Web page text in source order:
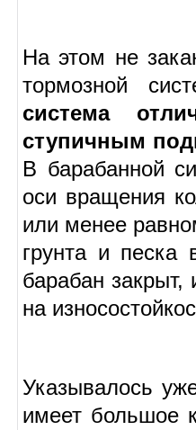
На этом не
тормозной
система
ступичным
В барабанной
оси вращения
или менее
грунта и песка
барабан
на
Указывалось
имеет большое